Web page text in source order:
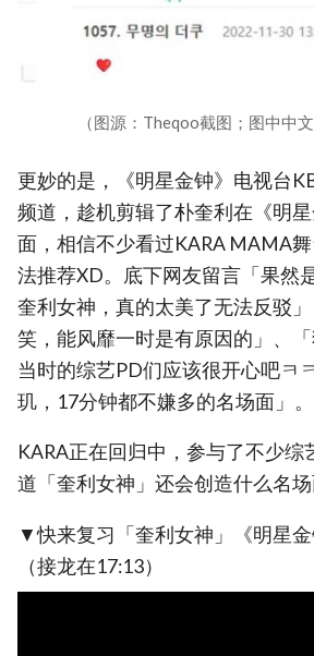
（图源：Theqoo截图；图中中文
更妙的是，《明星金钟》电视台
频道，趁机剪辑了朴奎利在《明
面，相信不少看过KARA MAMA
法推荐XD。底下网友留言「果然
奎利女神，真的太美了无法反驳
笑，能风靡一时是有原因的」、
当时的综艺PD们应该很开心吧ㅋ
玑，17分钟都不嫌多的名场面」。
KARA正在回归中，参与了不少综
道「奎利女神」还会创造什么名场
▼快来复习「奎利女神」《明星金
（接龙在17:13）